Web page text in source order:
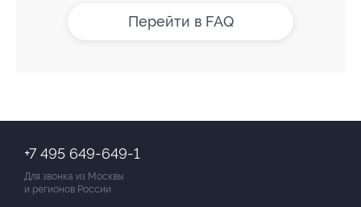
Перейти в FAQ
+7 495 649-649-1
Для звонка из Москвы
и регионов России